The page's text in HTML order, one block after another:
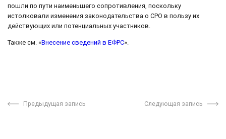
пошли по пути наименьшего сопротивления, поскольку
истолковали изменения законодательства о СРО в пользу их
действующих или потенциальных участников.
Также см. «Внесение сведений в ЕФРС».
Предыдущая запись Следующая запись